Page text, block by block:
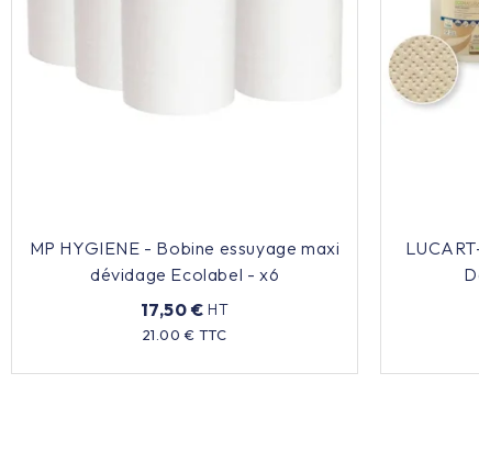
MP HYGIENE - Bobine essuyage maxi
dévidage Ecolabel - x6
17,50 € HT
21.00 € TTC
Prix